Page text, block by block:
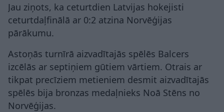
Jau ziņots, ka ceturtdien Latvijas hokejisti
ceturtdaļfinālā ar 0:2 atzina Norvēģijas
pārākumu.
Astoņās turnīrā aizvadītajās spēlēs Balcers
izcēlās ar septiņiem gūtiem vārtiem. Otrais ar
tikpat precīziem metieniem desmit aizvadītajās
spēlēs bija bronzas medaļnieks Noā Stēns no
Norvēģijas.